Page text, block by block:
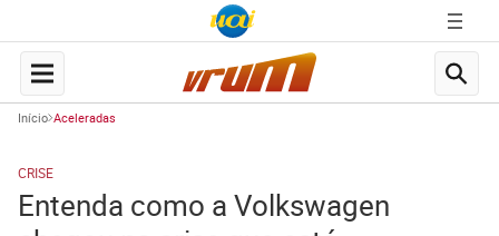
Início Aceleradas
CRISE
Entenda como a Volkswagen